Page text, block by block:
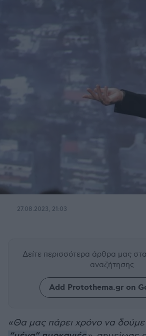
27.08.2023, 21:03
Δείτε περισσότερα άρθρα μας
αναζήτησης
Add Protothema.gr on
«Θα μας πάρει χρόνο να δούμε